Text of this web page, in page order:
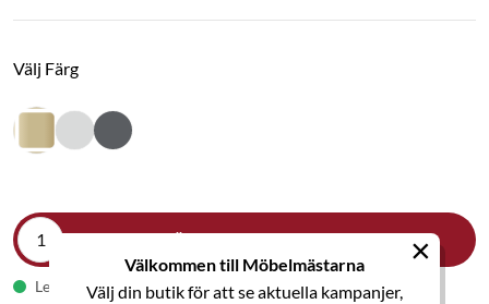
Välkommen till Möbelmästarna
Välj din butik för att se aktuella kampanjer,
×
Välj Färg
LÄGG I VARUKORGEN
Leveranstid 1-2 veckor